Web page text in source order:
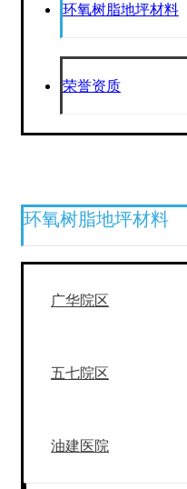
环氧树脂地坪材料
荣誉资质
环氧树脂地坪材料
广华院区
五七院区
油建医院